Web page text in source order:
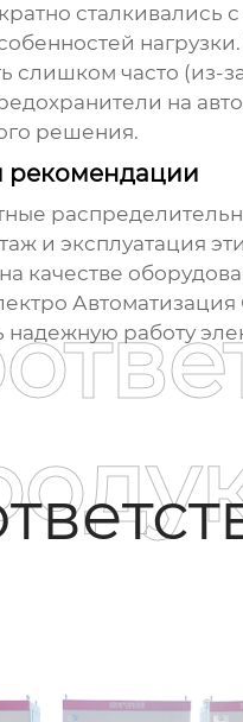
сталкивались
слишком часто (из-
на
решения.
рекомендации
и эксплуатация
качестве
надежную работу